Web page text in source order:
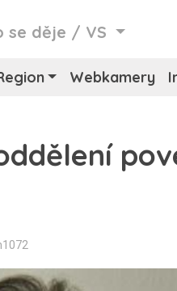
se děje / VS
Webkamery